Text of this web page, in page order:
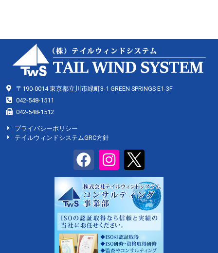
〒190-0014 東京都立川市緑町3-1 GREEN SPRINGS E1-3F
042-548-1511
042-548-1512
プライバシーポリシー
テイルウィンドシステムGRC方針